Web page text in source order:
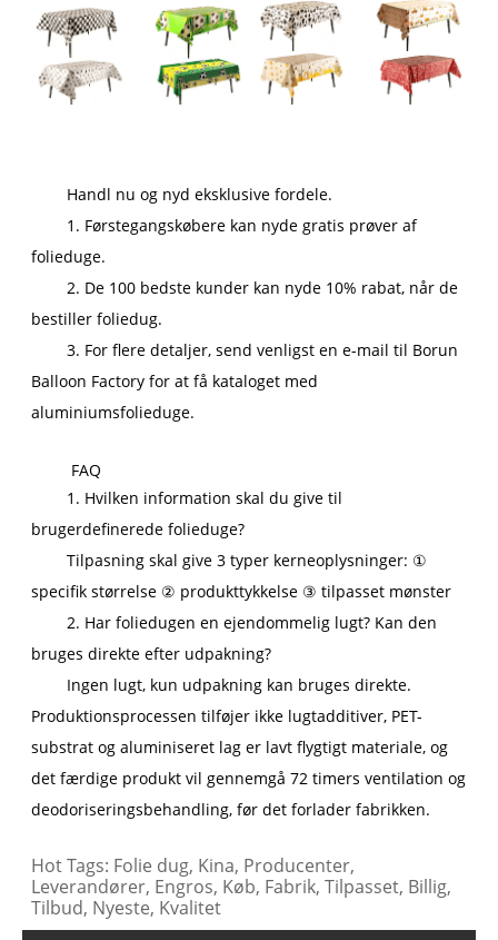
Handl nu og nyd eksklusive fordele.
1. Førstegangskøbere kan nyde gratis prøver af
folieduge.
2. De 100 bedste kunder kan nyde 10% rabat, når de
bestiller foliedug.
3. For flere detaljer, send venligst en e-mail til Borun
Balloon Factory for at få kataloget med
aluminiumsfolieduge.
FAQ
1. Hvilken information skal du give til
brugerdefinerede folieduge?
Tilpasning skal give 3 typer kerneoplysninger: ①
specifik størrelse ② produkttykkelse ③ tilpasset mønster
2. Har foliedugen en ejendommelig lugt? Kan den
bruges direkte efter udpakning?
Ingen lugt, kun udpakning kan bruges direkte.
Produktionsprocessen tilføjer ikke lugtadditiver, PET-
substrat og aluminiseret lag er lavt flygtigt materiale, og
det færdige produkt vil gennemgå 72 timers ventilation og
deodoriseringsbehandling, før det forlader fabrikken.
Hot Tags: Folie dug, Kina, Producenter,
Leverandører, Engros, Køb, Fabrik, Tilpasset, Billig,
Tilbud, Nyeste, Kvalitet